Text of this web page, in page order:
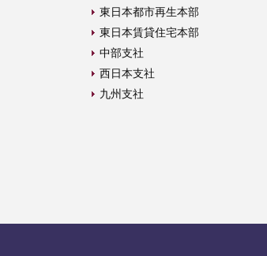
東日本都市再生本部
東日本賃貸住宅本部
中部支社
西日本支社
九州支社